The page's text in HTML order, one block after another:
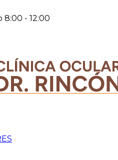
8:00 - 12:00